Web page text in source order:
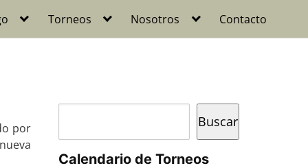
Torneos Nosotros Contacto
por
Buscar
Calendario de Torneos